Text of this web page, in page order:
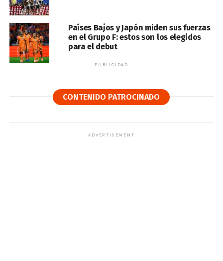
Países Bajos y Japón miden sus fuerzas
en el Grupo F: estos son los elegidos
para el debut
PUBLICIDAD
CONTENIDO PATROCINADO
ADVERTISEMENT